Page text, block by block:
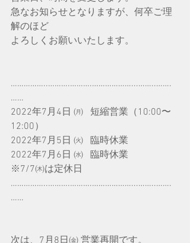
急なお知らせとなりますが、何卒ご理
解のほど
よろしくお願いいたします。
……………..……….……….………………...……..…….
……
2022年7月4日 ㈪   短縮営業（10:00〜
12:00）
2022年7月5日 ㈫   臨時休業
2022年7月6日 ㈬   臨時休業
※7/7㈭は定休日
……………..……….……….………………...……..…….
……
次は、7月8日㈮ 営業再開です。